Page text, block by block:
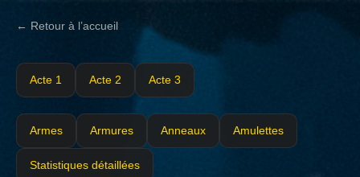
← Retour à l’accueil
Acte 1 Acte 2 Acte 3
Armes Armures Anneaux Amulettes
Statistiques détaillées